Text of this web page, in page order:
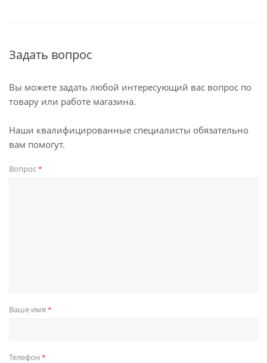
Задать вопрос
Вы можете задать любой интересующий вас вопрос по
товару или работе магазина.
Наши квалифицированные специалисты обязательно
вам помогут.
Вопрос*
Ваше имя *
Телефон *